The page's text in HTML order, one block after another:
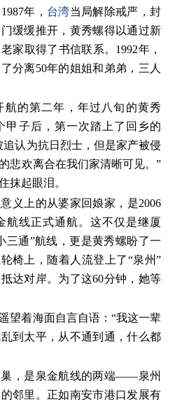
年， 台湾当局解除戒严，封
缓缓推开，黄秀螺得以通过新
家取得了书信联系。1992年，
分离50年的姐姐和弟弟，三人
航的第二年，年过八旬的黄秀
甲子后，第一次踏上了回乡的
追认为抗日烈士，但是家产被侵
悲欢离合在我们家清晰可见。”
抹起眼泪。
义上的从婆家回娘家，是2006
航线正式通航。这不仅是继厦
三通”航线，更是黄秀螺盼了一
椅上，随着人流登上了“泉州”
达对岸。为了这60分钟，她等
望着海面自言自语：“我这一辈
到太平，从不通到通，什么都
巢，是泉金航线的两端——泉州
邻里。正如南安市港口发展有